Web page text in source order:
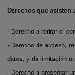
Derechos que asisten
- Derecho a retirar el
- Derecho de acceso,
datos, y de limitación u
- Derecho a presentar